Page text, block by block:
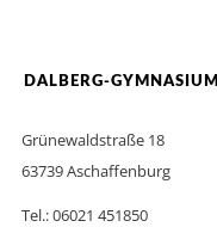
DALBERG-GYMNASIUM
Grünewaldstraße 18
63739 Aschaffenburg
Tel.: 06021 451850